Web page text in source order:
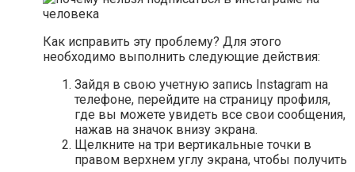
Как исправить эту проблему? Для этого
необходимо выполнить следующие действия:
Зайдя в свою учетную запись Instagram на
телефоне, перейдите на страницу профиля,
где вы можете увидеть все свои сообщения,
нажав на значок внизу экрана.
Щелкните на три вертикальные точки в
правом верхнем углу экрана, чтобы получить